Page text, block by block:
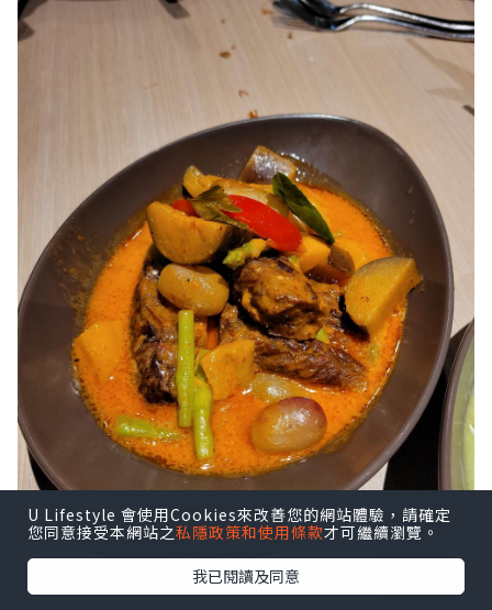
U Lifestyle 會使用Cookies來改善您的網站體驗，請確定
您同意接受本網站之私隱政策和使用條款才可繼續瀏覽。
我已閱讀及同意